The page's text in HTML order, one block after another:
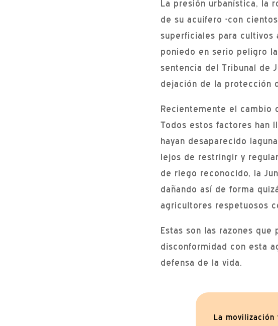
La presión urbanística, la
de su acuifero -con
superficiales para cultivos
poniedo en serio peligro
sentencia del Tribunal de
dejación de la protección
Recientemente el cambio
Todos estos factores han
hayan desaparecido
lejos de restringir y
de riego reconocido, la
dañando así de forma
agricultores respetuosos
Estas son las razones
disconformidad con esta
defensa de la vida.
La